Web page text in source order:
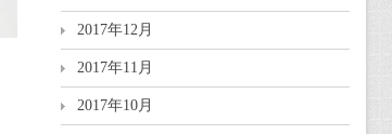
2017年12月
2017年11月
2017年10月